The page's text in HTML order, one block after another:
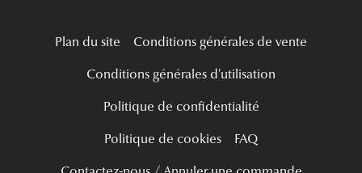
Plan du site Conditions générales de vente
Conditions générales d'utilisation
Politique de confidentialité
Politique de cookies FAQ